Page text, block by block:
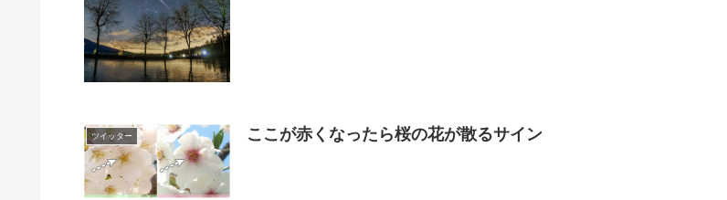
ツイッター ここが赤くなったら桜の花が散るサイン